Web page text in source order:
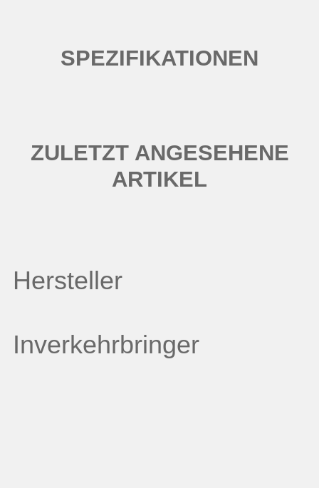
SPEZIFIKATIONEN
ZULETZT ANGESEHENE
ARTIKEL
Hersteller
Inverkehrbringer